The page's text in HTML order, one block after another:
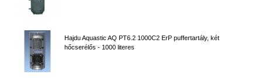
Hajdu Aquastic AQ PT6.2 1000C2 ErP puffertartály, két
hőcserélős - 1000 literes